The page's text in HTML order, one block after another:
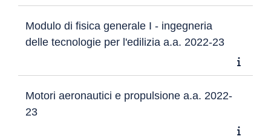
Modulo di fisica generale I - ingegneria
delle tecnologie per l'edilizia a.a. 2022-23
Motori aeronautici e propulsione a.a. 2022-
23